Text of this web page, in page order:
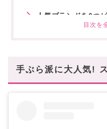
人気ブランドを6つ
katespade(ケイトス
JW PEI(ジェイダブ
手ぶら派に大人気!